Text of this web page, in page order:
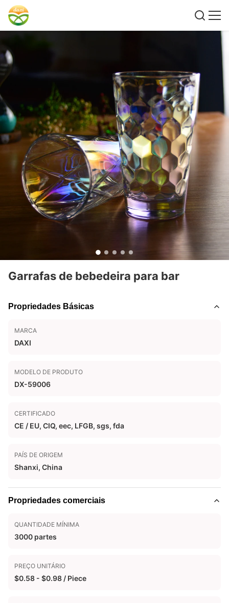
Garrafas de bebedeira para bar
Propriedades Básicas
MARCA
DAXI
MODELO DE PRODUTO
DX-59006
CERTIFICADO
CE / EU, CIQ, eec, LFGB, sgs, fda
PAÍS DE ORIGEM
Shanxi, China
Propriedades comerciais
QUANTIDADE MÍNIMA
3000 partes
PREÇO UNITÁRIO
$0.58 - $0.98 / Piece